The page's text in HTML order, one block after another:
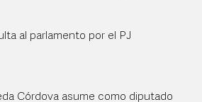
al parlamento por el PJ
Córdova asume como diputado